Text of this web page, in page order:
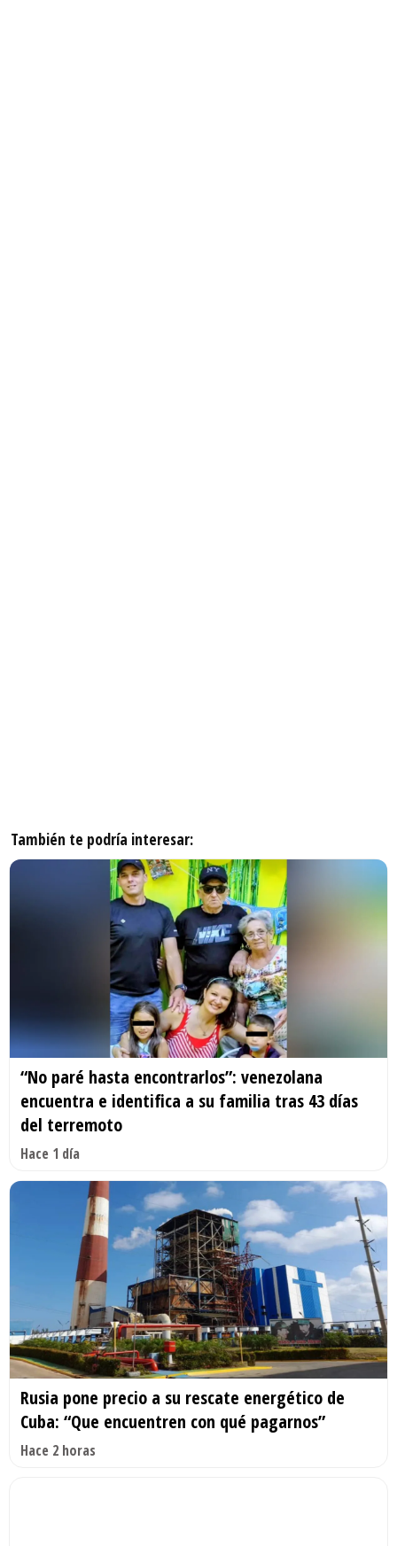
También te podría interesar:
“No paré hasta encontrarlos”: venezolana
encuentra e identifica a su familia tras 43 días
del terremoto
Hace 1 día
Rusia pone precio a su rescate energético de
Cuba: “Que encuentren con qué pagarnos”
Hace 2 horas